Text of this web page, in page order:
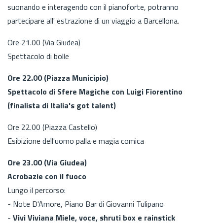
suonando e interagendo con il pianoforte, potranno
partecipare all' estrazione di un viaggio a Barcellona.
Ore 21.00 (Via Giudea)
Spettacolo di bolle
Ore 22.00 (Piazza Municipio)
Spettacolo di Sfere Magiche con Luigi Fiorentino
(finalista di Italia's got talent)
Ore 22.00 (Piazza Castello)
Esibizione dell'uomo palla e magia comica
Ore 23.00 (Via Giudea)
Acrobazie con il fuoco
Lungo il percorso:
- Note D'Amore, Piano Bar di Giovanni Tulipano
- Vivi Viviana Miele, voce, shruti box e rainstick